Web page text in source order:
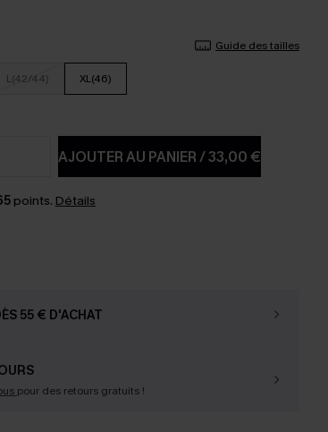
Guide des tailles
L(42/44) XL(46)
AJOUTER AU PANIER/33,00 €
points. Détails
55 € D'ACHAT
pour des retours gratuits !